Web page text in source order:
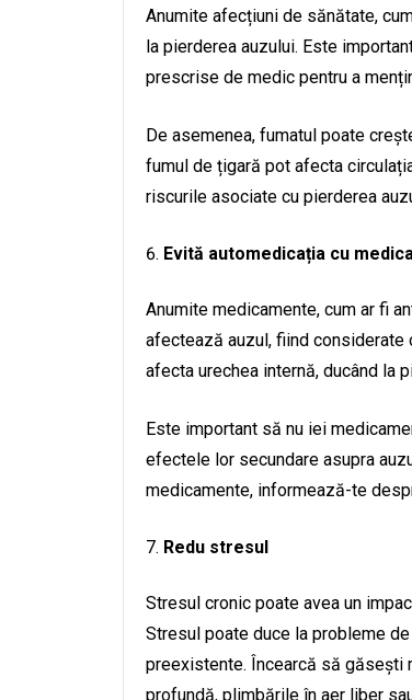
Anumite afecțiuni de sănătate,
la pierderea auzului. Este
prescrise de medic pentru a
De asemenea, fumatul poate
fumul de țigară pot afecta
riscurile asociate cu pierderea
Evită automedicația cu
Anumite medicamente, cum ar fi
afectează auzul, fiind
afecta urechea internă, ducând la
Este important să nu iei
efectele lor secundare asupra
medicamente, informează-te
Redu stresul
Stresul cronic poate avea un
Stresul poate duce la probleme
preexistente. Încearcă să găsești
profundă, plimbările în aer liber